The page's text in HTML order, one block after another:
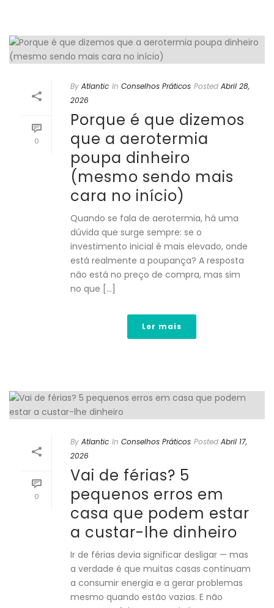
0
By Atlantic In Conselhos Práticos Posted Abril 28,
2026
Porque é que dizemos
que a aerotermia
poupa dinheiro
(mesmo sendo mais
cara no início)
Quando se fala de aerotermia, há uma
dúvida que surge sempre: se o
investimento inicial é mais elevado, onde
está realmente a poupança? A resposta
não está no preço de compra, mas sim
no que [...]
Ler mais
0
By Atlantic In Conselhos Práticos Posted Abril 17,
2026
Vai de férias? 5
pequenos erros em
casa que podem estar
a custar-lhe dinheiro
Ir de férias devia significar desligar — mas
a verdade é que muitas casas continuam
a consumir energia e a gerar problemas
mesmo quando estão vazias. E não